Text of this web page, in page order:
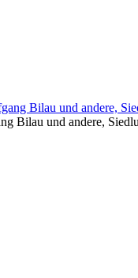
Bilau und andere,